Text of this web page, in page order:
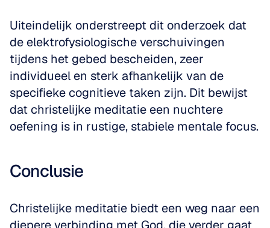
Uiteindelijk onderstreept dit onderzoek dat
de elektrofysiologische verschuivingen
tijdens het gebed bescheiden, zeer
individueel en sterk afhankelijk van de
specifieke cognitieve taken zijn. Dit bewijst
dat christelijke meditatie een nuchtere
oefening is in rustige, stabiele mentale focus.
Conclusie
Christelijke meditatie biedt een weg naar een